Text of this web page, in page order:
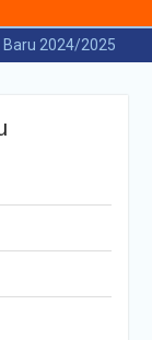
Baru 2024/2025